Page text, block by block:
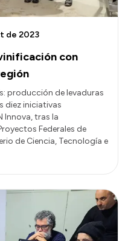
con
de 2023
producción de levaduras
diez iniciativas
Innova, tras la
Federales de
de Ciencia, Tecnología e